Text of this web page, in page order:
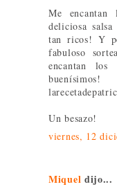
Me
deliciosa
tan ricos! Y
fabuloso
encantan
buenísimos!
Un besazo!
viernes, 12
Miquel dijo...